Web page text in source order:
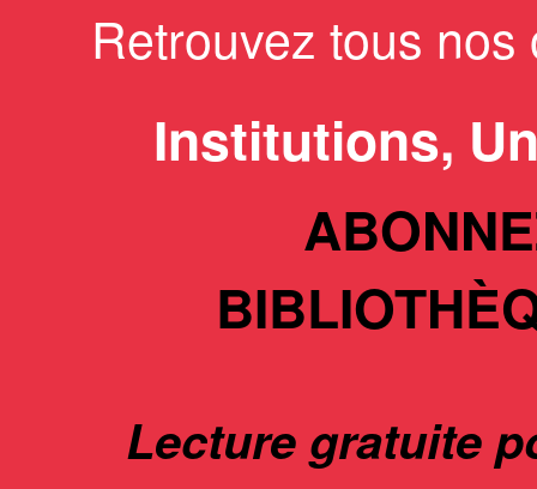
Retrouvez tous
Institutions,
Lecture gratuite